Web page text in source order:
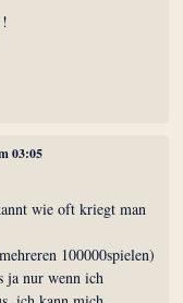
03:05
wie oft kriegt man
100000spielen)
ja nur wenn ich